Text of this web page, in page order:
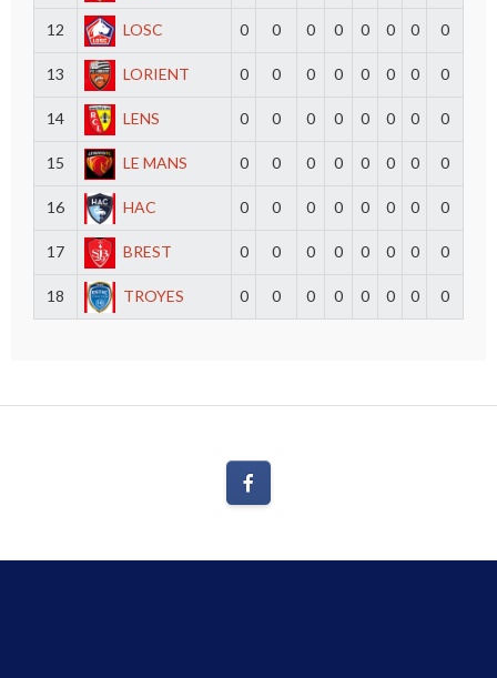
12 LOSC 0 0 0 0 0 0 0 0
13 LORIENT 0 0 0 0 0 0 0 0
14 LENS 0 0 0 0 0 0 0 0
15 LE MANS 0 0 0 0 0 0 0 0
16 HAC 0 0 0 0 0 0 0 0
17 BREST 0 0 0 0 0 0 0 0
18 TROYES 0 0 0 0 0 0 0 0